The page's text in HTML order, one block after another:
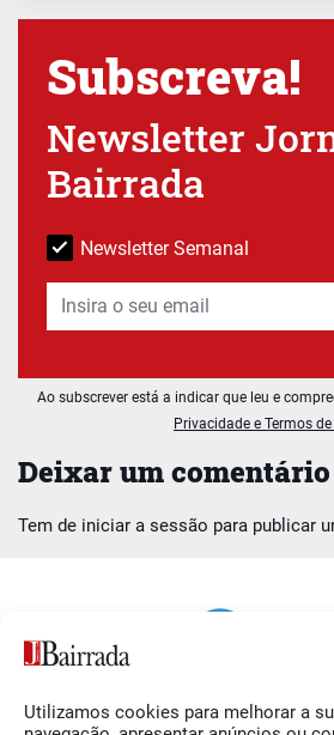
Utilizamos cookies para melhorar a
Deixar um comentário
Tem de iniciar a sessão para publicar
Subscreva!
Newsletter
Bairrada
Newsletter Semanal
Ao subscrever está a indicar que leu e
Privacidade e Termos
Siga-nos O